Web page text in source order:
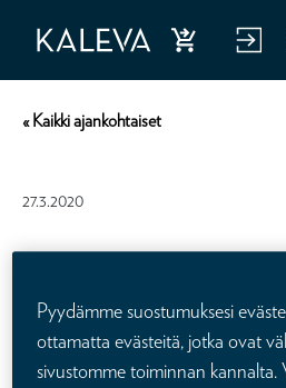
Ost
a
tus
Kirj
aud
alve
n
« Kaikki ajankohtaiset
27.3.2020
Pyydämme suostumuksesi
ottamatta evästeitä, jotka ovat
sivustomme toiminnan kannalta.